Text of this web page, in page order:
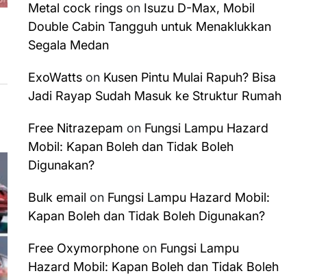
Metal cock rings on Isuzu D-Max, Mobil
Double Cabin Tangguh untuk Menaklukkan
Segala Medan
ExoWatts on Kusen Pintu Mulai Rapuh? Bisa
Jadi Rayap Sudah Masuk ke Struktur Rumah
Free Nitrazepam on Fungsi Lampu Hazard
Mobil: Kapan Boleh dan Tidak Boleh
Digunakan?
Bulk email on Fungsi Lampu Hazard Mobil:
Kapan Boleh dan Tidak Boleh Digunakan?
Free Oxymorphone on Fungsi Lampu
Hazard Mobil: Kapan Boleh dan Tidak Boleh